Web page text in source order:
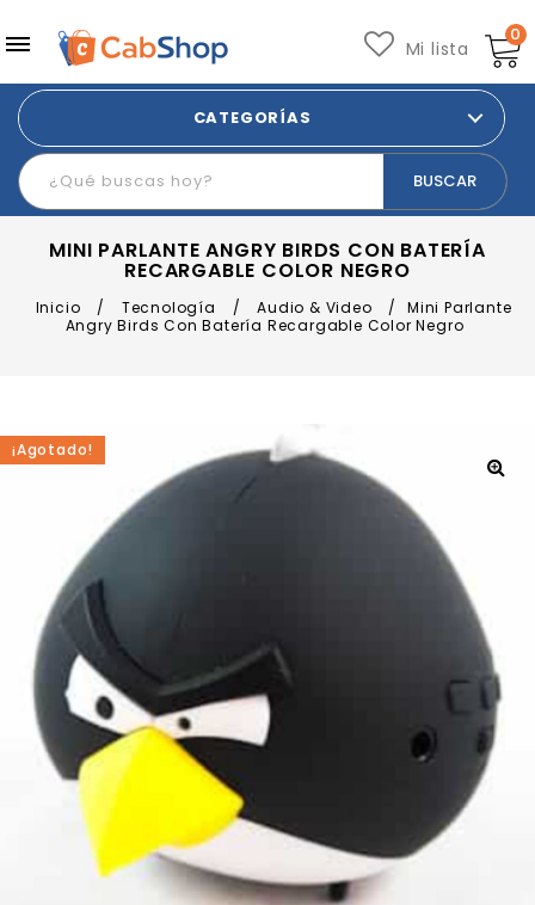
0
Mi lista
CATEGORÍAS
MINI PARLANTE ANGRY BIRDS CON BATERÍA
RECARGABLE COLOR NEGRO
Inicio / Tecnología / Audio & Video /
Mini Parlante
Angry Birds Con Batería Recargable Color Negro
¡Agotado!